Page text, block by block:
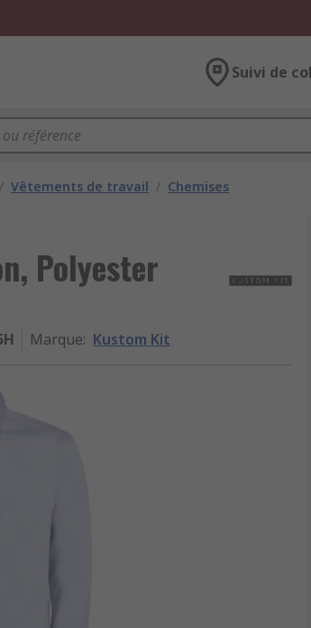
Suivi de
/ Vêtements de travail / Chemises
Polyester
Marque: Kustom Kit